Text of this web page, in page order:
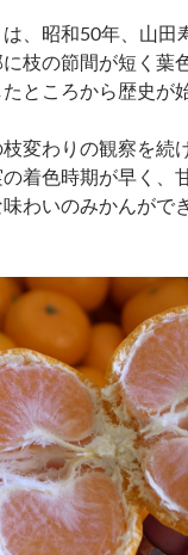
は、昭和50年、山田
枝の節間が短く葉
ところから歴史が
変わりの観察を続
着色時期が早く、
わいのみかんがで